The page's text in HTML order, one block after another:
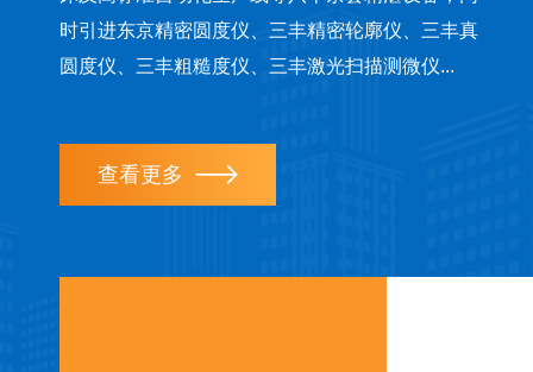
时引进东京精密圆度仪、三丰精密轮廓仪、三丰真
圆度仪、三丰粗糙度仪、三丰激光扫描测微仪...
查看更多